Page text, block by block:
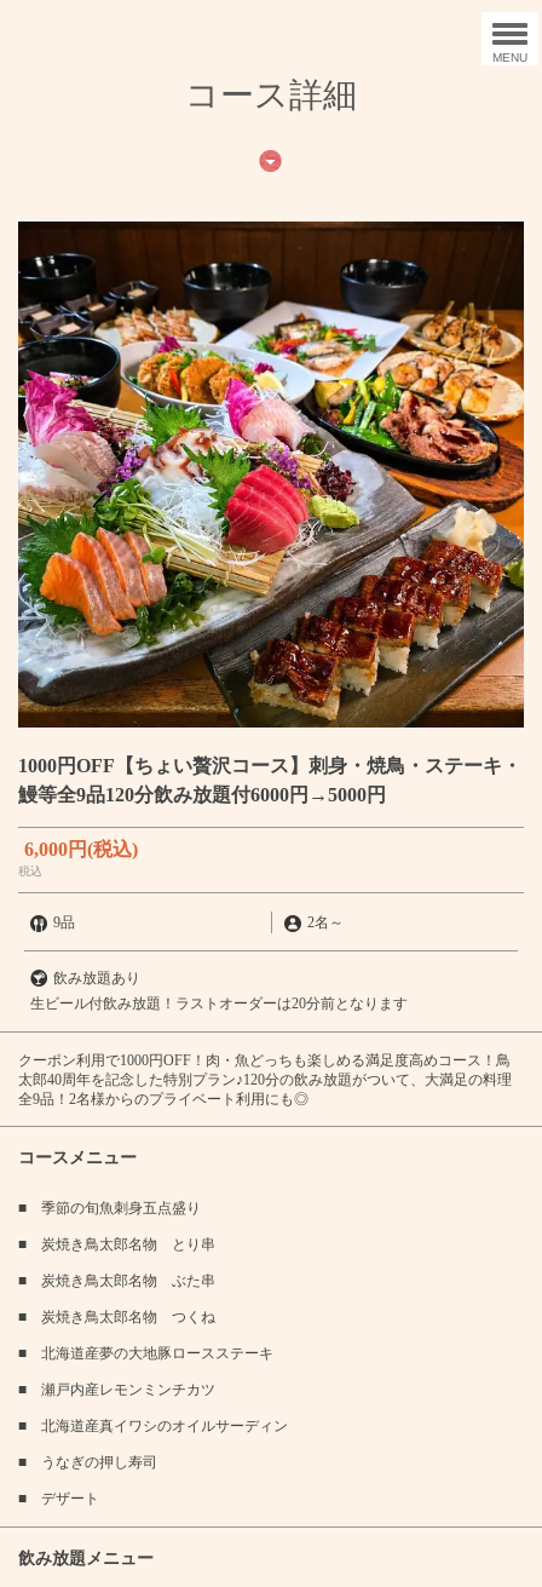
MENU
コース詳細
1000円OFF【ちょい贅沢コース】刺身・焼鳥・ステーキ・
鰻等全9品120分飲み放題付6000円→5000円
6,000円(税込)
税込
9品 2名 ～
飲み放題あり
生ビール付飲み放題！ラストオーダーは20分前となります
クーポン利用で1000円OFF！肉・魚どっちも楽しめる満足度高めコース！鳥
太郎40周年を記念した特別プラン♪120分の飲み放題がついて、大満足の料理
全9品！2名様からのプライベート利用にも◎
コースメニュー
■ 季節の旬魚刺身五点盛り
■ 炭焼き鳥太郎名物 とり串
■ 炭焼き鳥太郎名物 ぶた串
■ 炭焼き鳥太郎名物 つくね
■ 北海道産夢の大地豚ロースステーキ
■ 瀬戸内産レモンミンチカツ
■ 北海道産真イワシのオイルサーディン
■ うなぎの押し寿司
■ デザート
飲み放題メニュー
1000円OFF【ちょい贅沢コース】刺身・焼鳥・ステーキ・
鰻等全9品120分飲み放題付6000円→5000円 | 個室 焼き鳥・
北海道札幌市西区琴似１条３丁目３－２２ことにセンタービル１F